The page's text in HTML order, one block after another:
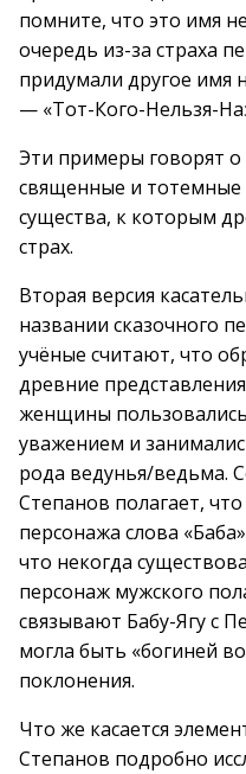
помните, что это имя
очередь из-за страха
придумали другое имя
— «Тот-Кого-Нельзя-
Эти примеры говорят о
священные и
существа, к которым
страх.
Вторая версия
названии сказочного
учёные считают, что
древние
женщины
уважением и
рода ведунья/ведьма.
Степанов полагает,
персонажа слова
что некогда
персонаж мужского
связывают Бабу-Ягу с
могла быть «богиней
поклонения.
Что же касается
Степанов подробно